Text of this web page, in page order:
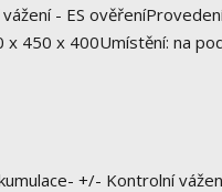
- ES
450 x 400Umístění: na
+/- Kontrolní